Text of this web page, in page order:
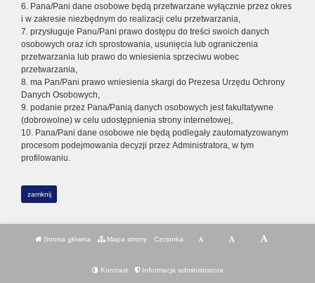
6. Pana/Pani dane osobowe będą przetwarzane wyłącznie przez okres
i w zakresie niezbędnym do realizacji celu przetwarzania,
7. przysługuje Panu/Pani prawo dostępu do treści swoich danych
osobowych oraz ich sprostowania, usunięcia lub ograniczenia
przetwarzania lub prawo do wniesienia sprzeciwu wobec
przetwarzania,
8. ma Pan/Pani prawo wniesienia skargi do Prezesa Urzędu Ochrony
Danych Osobowych,
9. podanie przez Pana/Panią danych osobowych jest fakultatywne
(dobrowolne) w celu udostępnienia strony internetowej,
10. Pana/Pani dane osobowe nie będą podlegały zautomatyzowanym
procesom podejmowania decyzji przez Administratora, w tym
profilowaniu.
zamknij
Strona główna Mapa strony Czcionka
Kontrast Informacja administratora